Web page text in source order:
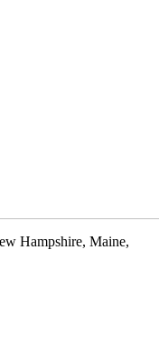
Hampshire, Maine,